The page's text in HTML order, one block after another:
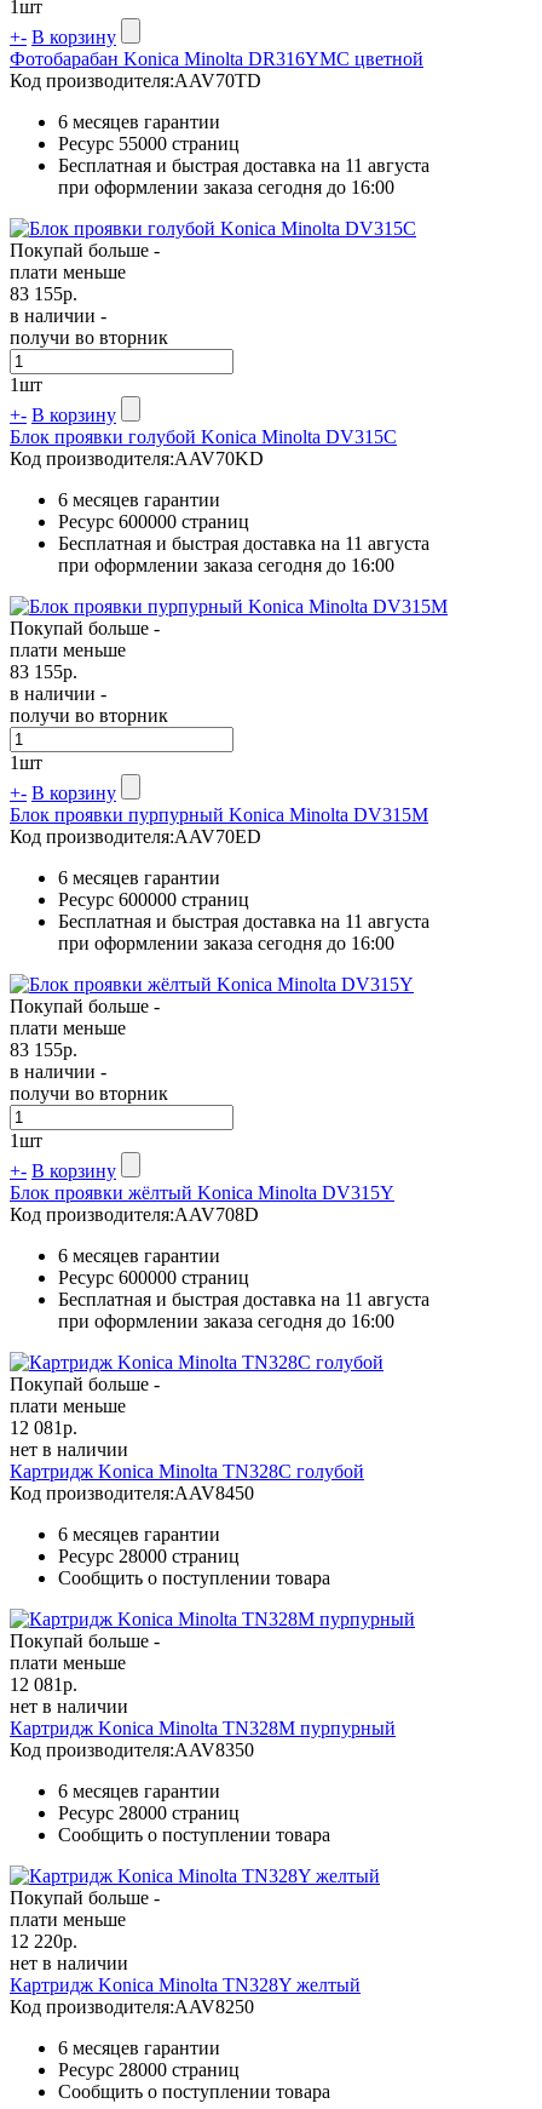
1 шт
+- В корзину
Фотобарабан Konica Minolta DR316YMC цветной
Код производителя:AAV70TD
6 месяцев гарантии
Ресурс 55000 страниц
Бесплатная и быстрая доставка на 11 августа
при оформлении заказа сегодня до 16:00
Покупай больше -
плати меньше
83 155р.
в наличии -
получи во вторник
1шт
+- В корзину
Блок проявки голубой Konica Minolta DV315C
Код производителя:AAV70KD
6 месяцев гарантии
Ресурс 600000 страниц
Бесплатная и быстрая доставка на 11 августа
при оформлении заказа сегодня до 16:00
Покупай больше -
плати меньше
83 155р.
в наличии -
получи во вторник
1шт
+- В корзину
Блок проявки пурпурный Konica Minolta DV315M
Код производителя:AAV70ED
6 месяцев гарантии
Ресурс 600000 страниц
Бесплатная и быстрая доставка на 11 августа
при оформлении заказа сегодня до 16:00
Покупай больше -
плати меньше
83 155р.
в наличии -
получи во вторник
1шт
+- В корзину
Блок проявки жёлтый Konica Minolta DV315Y
Код производителя:AAV708D
6 месяцев гарантии
Ресурс 600000 страниц
Бесплатная и быстрая доставка на 11 августа
при оформлении заказа сегодня до 16:00
Покупай больше -
плати меньше
12 081р.
нет в наличии
Картридж Konica Minolta TN328C голубой
Код производителя:AAV8450
6 месяцев гарантии
Ресурс 28000 страниц
Сообщить о поступлении товара
Покупай больше -
плати меньше
12 081р.
нет в наличии
Картридж Konica Minolta TN328M пурпурный
Код производителя:AAV8350
6 месяцев гарантии
Ресурс 28000 страниц
Сообщить о поступлении товара
Покупай больше -
плати меньше
12 220р.
нет в наличии
Картридж Konica Minolta TN328Y желтый
Код производителя:AAV8250
6 месяцев гарантии
Ресурс 28000 страниц
Сообщить о поступлении товара